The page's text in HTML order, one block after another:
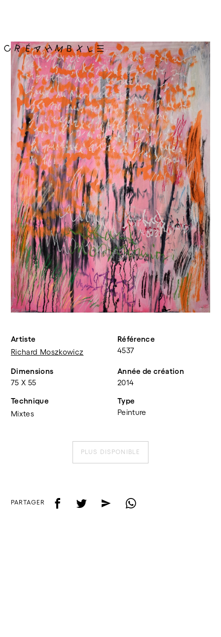
Artiste
Richard Moszkowicz
Référence
4537
Dimensions
75 X 55
Année de création
2014
Technique
Mixtes
Type
Peinture
PLUS DISPONIBLE
PARTAGER f t e w